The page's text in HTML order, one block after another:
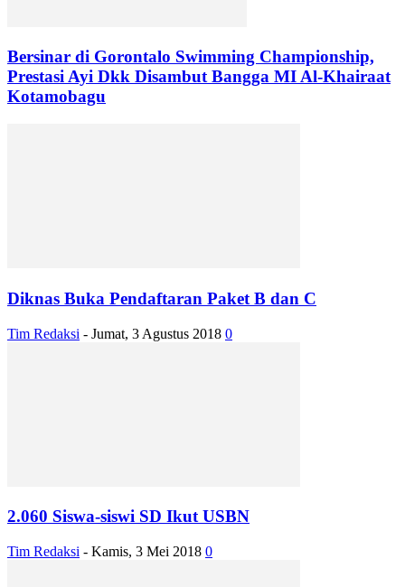
Bersinar di Gorontalo Swimming Championship,
Prestasi Ayi Dkk Disambut Bangga MI Al-Khairaat
Kotamobagu
Diknas Buka Pendaftaran Paket B dan C
Tim Redaksi - Jumat, 3 Agustus 2018 0
2.060 Siswa-siswi SD Ikut USBN
Tim Redaksi - Kamis, 3 Mei 2018 0